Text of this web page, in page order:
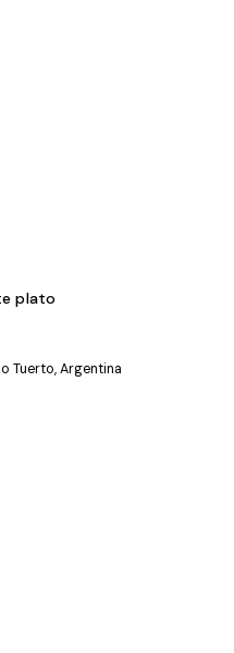
plato
Tuerto, Argentina